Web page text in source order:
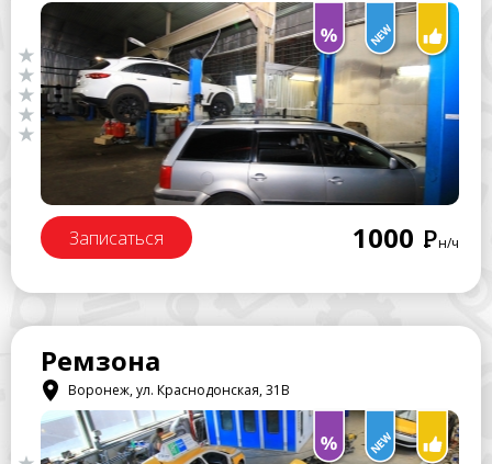
Записаться 1000 Рн/ч
Ремзона
Воронеж, ул. Краснодонская, 31В